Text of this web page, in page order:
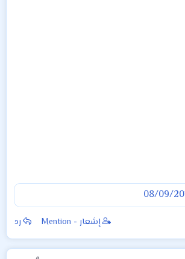
إشعار - Mention رد